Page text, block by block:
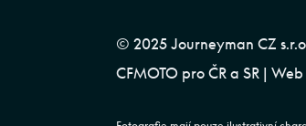
© 2025 Journeyman CZ
CFMOTO pro ČR a SR |